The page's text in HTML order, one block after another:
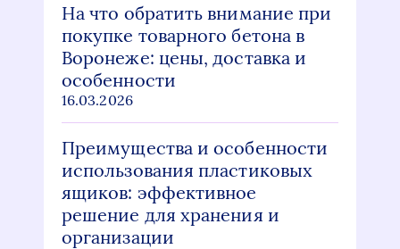
На что обратить внимание при
покупке товарного бетона в
Воронеже: цены, доставка и
особенности
16.03.2026
Преимущества и особенности
использования пластиковых
ящиков: эффективное
решение для хранения и
организации